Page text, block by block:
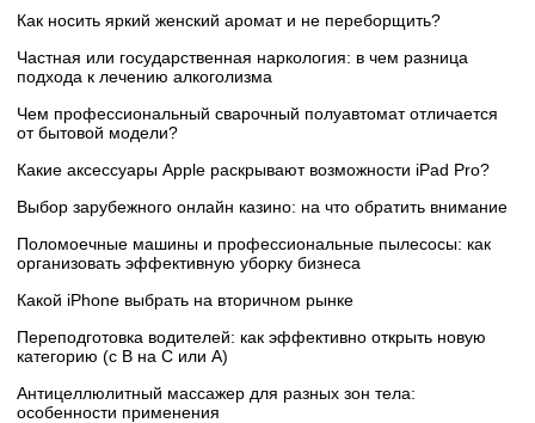
Как носить яркий женский аромат и не переборщить?
Частная или государственная наркология: в чем разница
подхода к лечению алкоголизма
Чем профессиональный сварочный полуавтомат отличается
от бытовой модели?
Какие аксессуары Apple раскрывают возможности iPad Pro?
Выбор зарубежного онлайн казино: на что обратить внимание
Поломоечные машины и профессиональные пылесосы: как
организовать эффективную уборку бизнеса
Какой iPhone выбрать на вторичном рынке
Переподготовка водителей: как эффективно открыть новую
категорию (с B на C или А)
Антицеллюлитный массажер для разных зон тела:
особенности применения